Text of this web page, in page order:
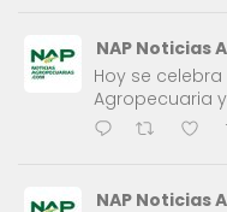
NAP Noticias
Hoy se
Agropecuaria
NAP Noticias